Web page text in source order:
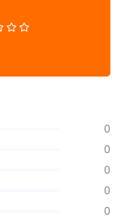
0
0
0
0
0